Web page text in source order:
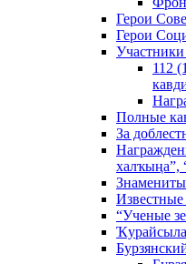
Герои
Герои
112
Полные
За
халҡыңа”,
“Ученые